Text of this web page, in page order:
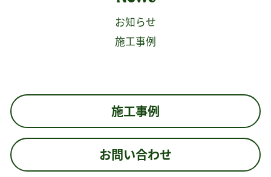
お知らせ
施工事例
施工事例
お問い合わせ